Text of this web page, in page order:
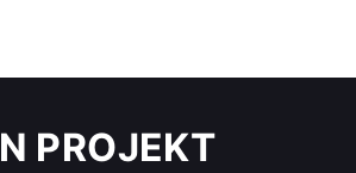
PROJEKT